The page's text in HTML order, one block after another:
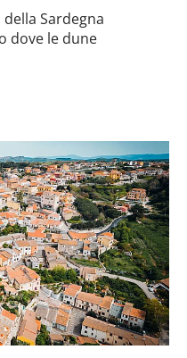
della Sardegna
dove le dune